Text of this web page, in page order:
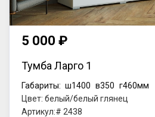
5 000 ₽
Тумба Ларго 1
Габариты: ш1400 в350 г460мм
Цвет: белый/белый глянец
Артикул:# 2438